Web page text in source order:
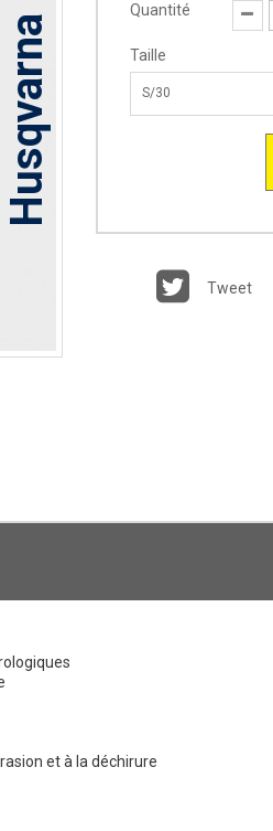
Husqvarna
Quantité
Taille
S/30
Tweet
et à la déchirure